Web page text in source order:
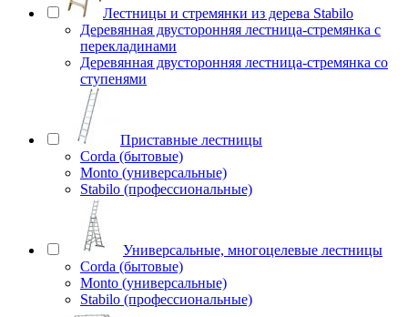
Лестницы и стремянки из дерева Stabilo
Деревянная двусторонняя лестница-стремянка с
перекладинами
Деревянная двусторонняя лестница-стремянка со
ступенями
Приставные лестницы
Corda (бытовые)
Monto (универсальные)
Stabilo (профессиональные)
Универсальные, многоцелевые лестницы
Corda (бытовые)
Monto (универсальные)
Stabilo (профессиональные)